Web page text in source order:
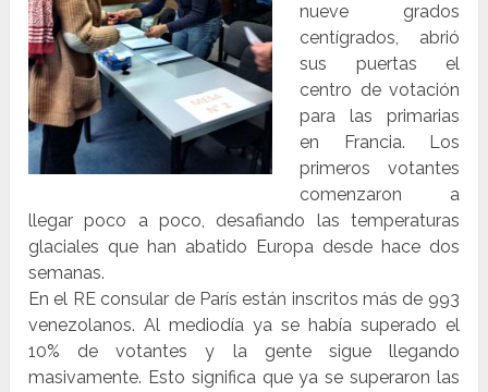
nueve grados
centígrados, abrió
sus puertas el
centro de votación
para las primarias
en Francia. Los
primeros votantes
comenzaron a
llegar poco a poco, desafiando las temperaturas
glaciales que han abatido Europa desde hace dos
semanas.
En el RE consular de París están inscritos más de 993
venezolanos. Al mediodía ya se había superado el
10% de votantes y la gente sigue llegando
masivamente. Esto significa que ya se superaron las